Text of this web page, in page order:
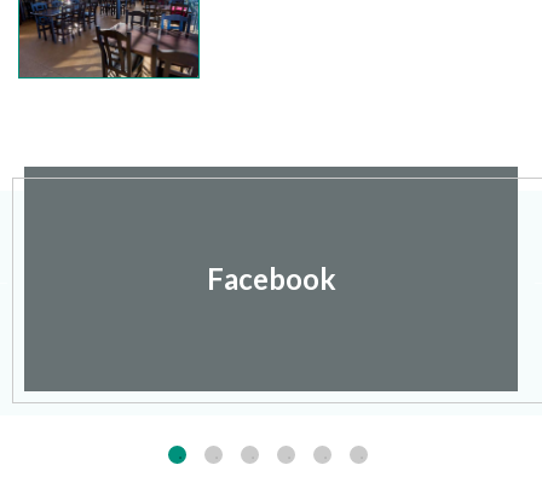
Facebook